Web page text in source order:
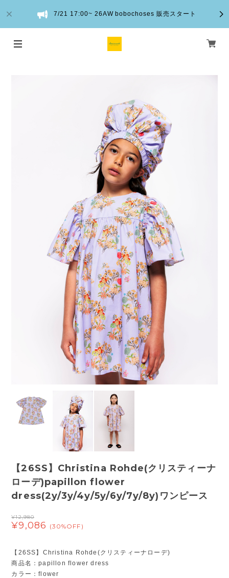
7/21 17:00~ 26AW bobochoses 販売スタート
【26SS】Christina Rohde(クリスティーナ
ローデ)papillon flower
dress(2y/3y/4y/5y/6y/7y/8y)ワンピース
¥12,980
¥9,086 (30%OFF)
【26SS】Christina Rohde(クリスティーナローデ)
商品名：papillon flower dress
カラー：flower